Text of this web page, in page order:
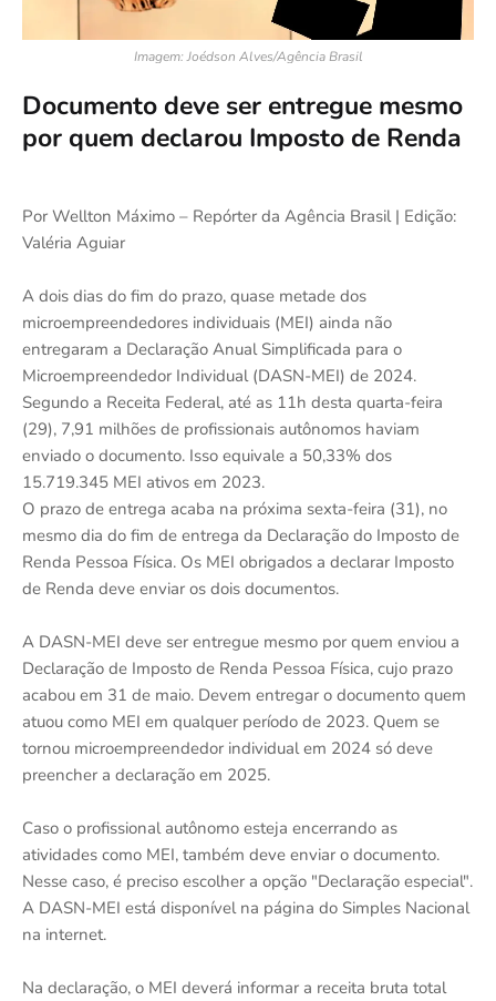
Imagem: Joédson Alves/Agência Brasil
Documento deve ser entregue mesmo
por quem declarou Imposto de Renda
Por Wellton Máximo – Repórter da Agência Brasil | Edição:
Valéria Aguiar
A dois dias do fim do prazo, quase metade dos
microempreendedores individuais (MEI) ainda não
entregaram a Declaração Anual Simplificada para o
Microempreendedor Individual (DASN-MEI) de 2024.
Segundo a Receita Federal, até as 11h desta quarta-feira
(29), 7,91 milhões de profissionais autônomos haviam
enviado o documento. Isso equivale a 50,33% dos
15.719.345 MEI ativos em 2023.
O prazo de entrega acaba na próxima sexta-feira (31), no
mesmo dia do fim de entrega da Declaração do Imposto de
Renda Pessoa Física. Os MEI obrigados a declarar Imposto
de Renda deve enviar os dois documentos.
A DASN-MEI deve ser entregue mesmo por quem enviou a
Declaração de Imposto de Renda Pessoa Física, cujo prazo
acabou em 31 de maio. Devem entregar o documento quem
atuou como MEI em qualquer período de 2023. Quem se
tornou microempreendedor individual em 2024 só deve
preencher a declaração em 2025.
Caso o profissional autônomo esteja encerrando as
atividades como MEI, também deve enviar o documento.
Nesse caso, é preciso escolher a opção "Declaração especial".
A DASN-MEI está disponível na página do Simples Nacional
na internet.
Na declaração, o MEI deverá informar a receita bruta total